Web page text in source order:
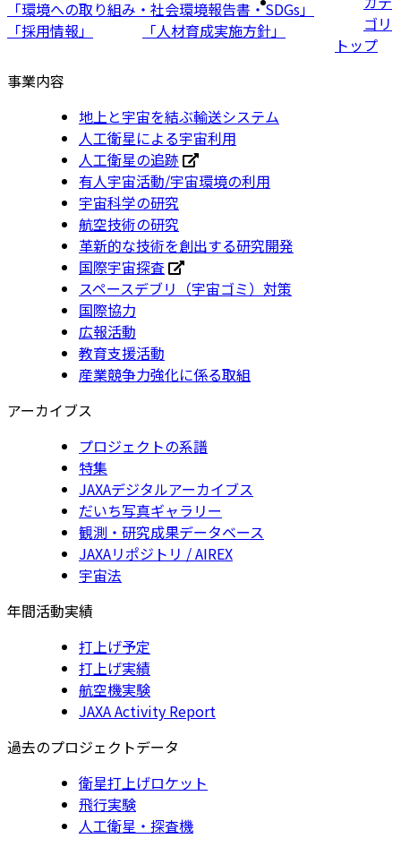
「環境への取り組み・社会環境報告書・SDGs」
「採用情報」
「人材育成実施方針」
ゴリ
トップ
事業内容
地上と宇宙を結ぶ輸送システム
人工衛星による宇宙利用
人工衛星の追跡
有人宇宙活動/宇宙環境の利用
宇宙科学の研究
航空技術の研究
革新的な技術を創出する研究開発
国際宇宙探査
スペースデブリ（宇宙ゴミ）対策
国際協力
広報活動
教育支援活動
産業競争力強化に係る取組
アーカイブス
プロジェクトの系譜
特集
JAXAデジタルアーカイブス
だいち写真ギャラリー
観測・研究成果データベース
JAXAリポジトリ / AIREX
宇宙法
年間活動実績
打上げ予定
打上げ実績
航空機実験
JAXA Activity Report
過去のプロジェクトデータ
衛星打上げロケット
飛行実験
人工衛星・探査機